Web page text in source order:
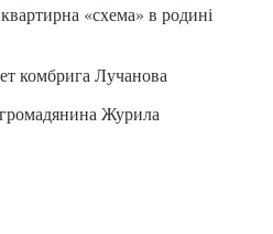
«схема» в родині
комбрига Лучанова
Журила